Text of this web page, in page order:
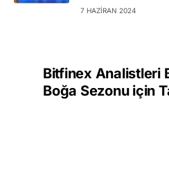
7 HAZIRAN 2024
Bitfinex Analistleri
Boğa Sezonu için